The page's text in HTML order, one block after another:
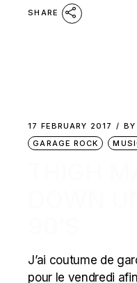
SHARE
17 FEBRUARY 2017 BY
GARAGE ROCK
J’ai coutume de
pour le vendredi